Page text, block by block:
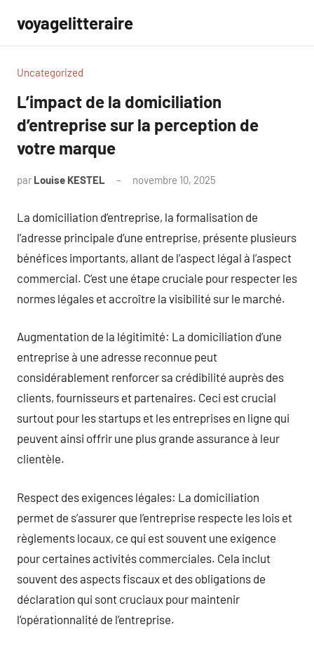
contenu
voyagelitteraire
Uncategorized
L’impact de la domiciliation
d’entreprise sur la perception de
votre marque
par Louise KESTEL novembre 10, 2025
La domiciliation d’entreprise, la formalisation de
l’adresse principale d’une entreprise, présente plusieurs
bénéfices importants, allant de l’aspect légal à l’aspect
commercial. C’est une étape cruciale pour respecter les
normes légales et accroître la visibilité sur le marché.
Augmentation de la légitimité: La domiciliation d’une
entreprise à une adresse reconnue peut
considérablement renforcer sa crédibilité auprès des
clients, fournisseurs et partenaires. Ceci est crucial
surtout pour les startups et les entreprises en ligne qui
peuvent ainsi offrir une plus grande assurance à leur
clientèle.
Respect des exigences légales: La domiciliation
permet de s’assurer que l’entreprise respecte les lois et
règlements locaux, ce qui est souvent une exigence
pour certaines activités commerciales. Cela inclut
souvent des aspects fiscaux et des obligations de
déclaration qui sont cruciaux pour maintenir
l’opérationnalité de l’entreprise.